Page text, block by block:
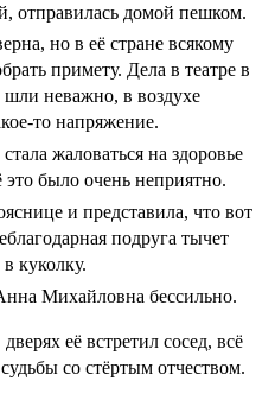
отправилась домой пешком.
но в её стране всякому
примету. Дела в театре в
шли неважно, в воздухе
то напряжение.
жаловаться на здоровье
это было очень неприятно.
и представила, что вот
подруга тычет
куколку.
Михайловна бессильно.
её встретил сосед, всё
со стёртым отчеством.